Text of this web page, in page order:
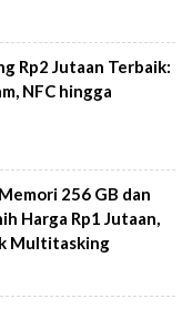
Rp2 Jutaan Terbaik:
NFC hingga
256 GB dan
Harga Rp1 Jutaan,
Multitasking